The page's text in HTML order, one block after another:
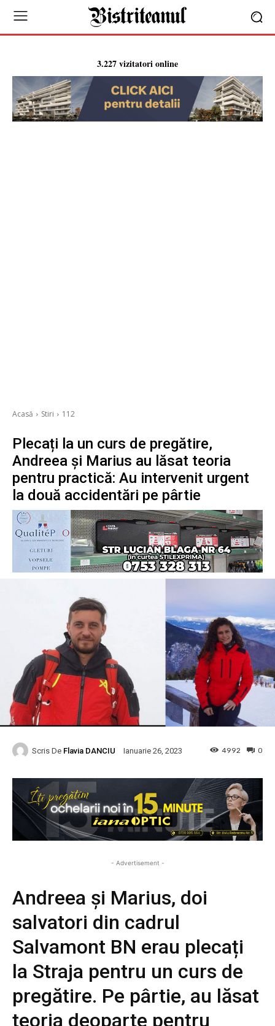
3.227 vizitatori online
Acasă Stiri 112
Plecați la un curs de pregătire,
Andreea și Marius au lăsat teoria
pentru practică: Au intervenit urgent
la două accidentări pe pârtie
Scris De Flavia DANCIU Ianuarie 26, 2023 0
4992
- Advertisement -
Andreea și Marius, doi
salvatori din cadrul
Salvamont BN erau plecați
la Straja pentru un curs de
pregătire. Pe pârtie, au lăsat
teoria deoparte pentru